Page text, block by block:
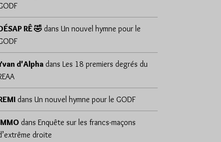
RÊ 🤣 dans Un nouvel hymne pour le
d'Alpha dans Les 18 premiers degrés du
dans Un nouvel hymne pour le GODF
dans Enquête sur les francs-maçons
droite